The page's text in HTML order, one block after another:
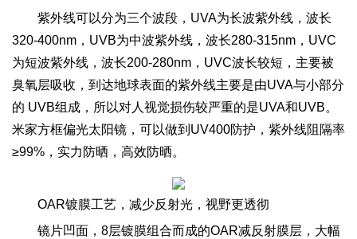
紫外线可以分为三个波段，UVA为长波紫外线，波长
320-400nm，UVB为中波紫外线，波长280-315nm，UVC
为短波紫外线，波长200-280nm，UVC波长较短，主要被
臭氧层吸收，到达地球表面的紫外线主要是由UVA与小部分
的 UVB组成，所以对人视觉损伤较严重的是UVA和UVB。
米家方框偏光太阳镜，可以做到UV400防护，紫外线阻隔率
≥99%，实力防晒，高效防晒。
OAR镀膜工艺，减少反射光，视野更透彻
镜片凹面，8层镀膜组合而成的OAR减反射膜层，大幅